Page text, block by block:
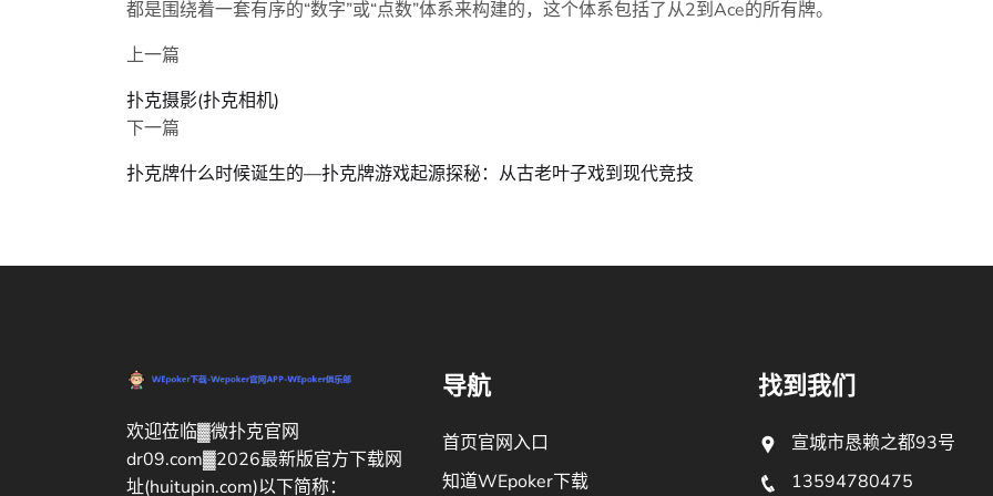
都是围绕着一套有序的“数字”或“点数”体系来构建的，这个体系包括了从2到Ace的所有牌。
上一篇
扑克摄影(扑克相机)
下一篇
扑克牌什么时候诞生的—扑克牌游戏起源探秘：从古老叶子戏到现代竞技
欢迎莅临▓微扑克官网
dr09.com▓2026最新版官方下载网
址(huitupin.com)以下简称：
导航
首页官网入口
知道WEpoker下载
找到我们
宣城市恳赖之都93号
13594780475